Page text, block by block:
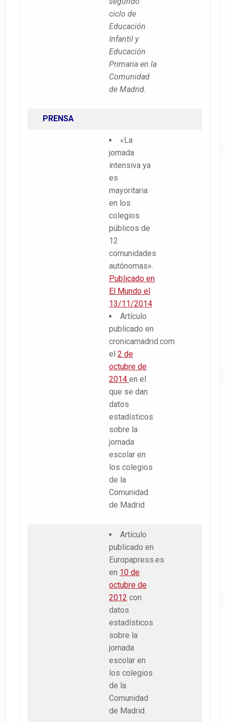
ciclo de
Educación
Infantil y
Educación
Primaria en la
Comunidad
de Madrid.
PRENSA
«La
jornada
intensiva ya
es
mayoritaria
en los
colegios
públicos de
12
comunidades
autónomas».
Publicado en
El Mundo el
13/11/2014
Artículo
publicado en
cronicamadrid.com
el 2 de
octubre de
2014 en el
que se dan
datos
estadísticos
sobre la
jornada
escolar en
los colegios
de la
Comunidad
de Madrid
Artículo
publicado en
Europapress.es
en 10 de
octubre de
2012 con
datos
estadísticos
sobre la
jornada
escolar en
los colegios
de la
Comunidad
de Madrid